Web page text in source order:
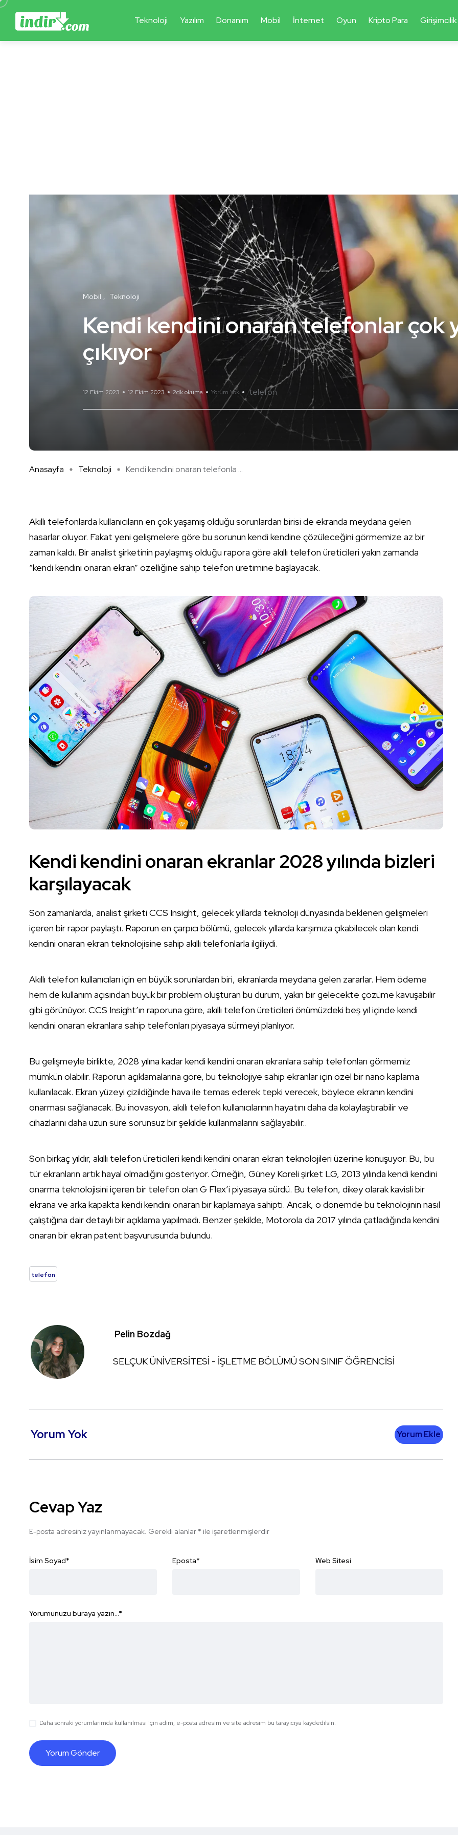
Teknoloji Yazılım Donanım Mobil İnternet Oyun Kripto Para Girişimcilik
Mobil Teknoloji
Kendi kendini onaran telefonlar çok
çıkıyor
12 Ekim 2023 12 Ekim 2023 2dk okuma Yorum Yok telefon
Anasayfa Teknoloji Kendi kendini onaran telefonla ...
Akıllı telefonlarda kullanıcıların en çok yaşamış olduğu sorunlardan birisi de ekranda meydana gelen
hasarlar oluyor. Fakat yeni gelişmelere göre bu sorunun kendi kendine çözüleceğini görmemize az bir
zaman kaldı. Bir analist şirketinin paylaşmış olduğu rapora göre akıllı telefon üreticileri yakın zamanda
“kendi kendini onaran ekran” özelliğine sahip telefon üretimine başlayacak.
Kendi kendini onaran ekranlar 2028 yılında bizleri
karşılayacak
Son zamanlarda, analist şirketi CCS Insight, gelecek yıllarda teknoloji dünyasında beklenen gelişmeleri
içeren bir rapor paylaştı. Raporun en çarpıcı bölümü, gelecek yıllarda karşımıza çıkabilecek olan kendi
kendini onaran ekran teknolojisine sahip akıllı telefonlarla ilgiliydi.
Akıllı telefon kullanıcıları için en büyük sorunlardan biri, ekranlarda meydana gelen zararlar. Hem ödeme
hem de kullanım açısından büyük bir problem oluşturan bu durum, yakın bir gelecekte çözüme kavuşabilir
gibi görünüyor. CCS Insight’ın raporuna göre, akıllı telefon üreticileri önümüzdeki beş yıl içinde kendi
kendini onaran ekranlara sahip telefonları piyasaya sürmeyi planlıyor.
Bu gelişmeyle birlikte, 2028 yılına kadar kendi kendini onaran ekranlara sahip telefonları görmemiz
mümkün olabilir. Raporun açıklamalarına göre, bu teknolojiye sahip ekranlar için özel bir nano kaplama
kullanılacak. Ekran yüzeyi çizildiğinde hava ile temas ederek tepki verecek, böylece ekranın kendini
onarması sağlanacak. Bu inovasyon, akıllı telefon kullanıcılarının hayatını daha da kolaylaştırabilir ve
cihazlarını daha uzun süre sorunsuz bir şekilde kullanmalarını sağlayabilir..
Son birkaç yıldır, akıllı telefon üreticileri kendi kendini onaran ekran teknolojileri üzerine konuşuyor. Bu, bu
tür ekranların artık hayal olmadığını gösteriyor. Örneğin, Güney Koreli şirket LG, 2013 yılında kendi kendini
onarma teknolojisini içeren bir telefon olan G Flex’i piyasaya sürdü. Bu telefon, dikey olarak kavisli bir
ekrana ve arka kapakta kendi kendini onaran bir kaplamaya sahipti. Ancak, o dönemde bu teknolojinin nasıl
çalıştığına dair detaylı bir açıklama yapılmadı. Benzer şekilde, Motorola da 2017 yılında çatladığında kendini
onaran bir ekran patent başvurusunda bulundu.
telefon
Pelin Bozdağ
SELÇUK ÜNİVERSİTESİ - İŞLETME BÖLÜMÜ SON SINIF ÖĞRENCİSİ
Yorum Yok Yorum Ekle
Cevap Yaz
E-posta adresiniz yayınlanmayacak. Gerekli alanlar * ile işaretlenmişlerdir
İsim Soyad* Eposta* Web Sitesi
Yorumunuzu buraya yazın...*
Daha sonraki yorumlarımda kullanılması için adım, e-posta adresim ve site adresim bu tarayıcıya kaydedilsin.